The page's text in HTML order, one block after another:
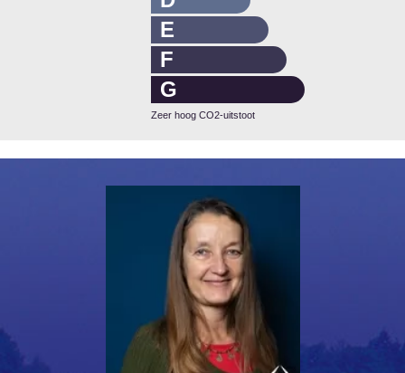
E
F
G
Zeer hoog CO2-uitstoot